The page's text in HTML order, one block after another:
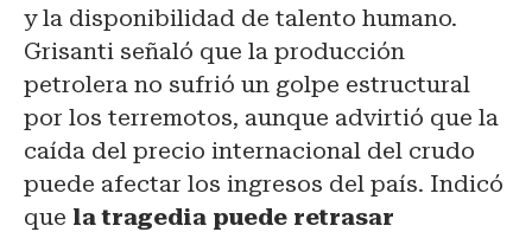
y la disponibilidad de talento humano.
Grisanti señaló que la producción
petrolera no sufrió un golpe estructural
por los terremotos, aunque advirtió que la
caída del precio internacional del crudo
puede afectar los ingresos del país. Indicó
que la tragedia puede retrasar